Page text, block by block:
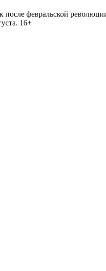
февральской
16+